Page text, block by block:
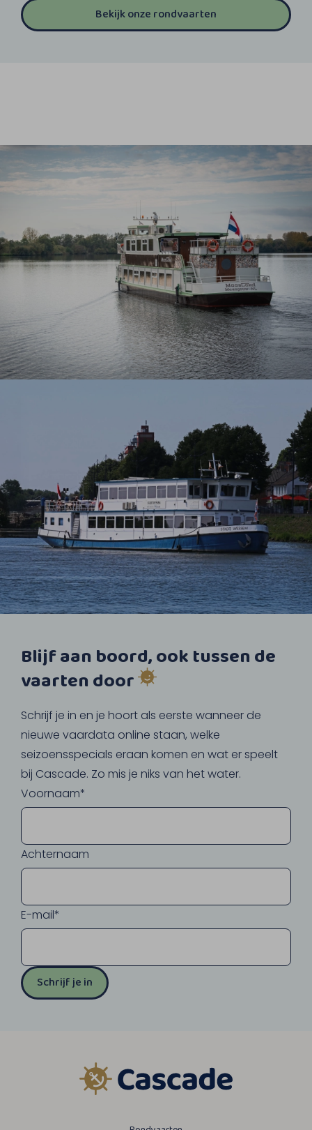
Bekijk onze rondvaarten
Blijf aan boord, ook tussen de
vaarten door
Schrijf je in en je hoort als eerste wanneer de
nieuwe vaardata online staan, welke
seizoensspecials eraan komen en wat er speelt
bij Cascade. Zo mis je niks van het water.
Voornaam*
Achternaam
E-mail*
Schrijf je in